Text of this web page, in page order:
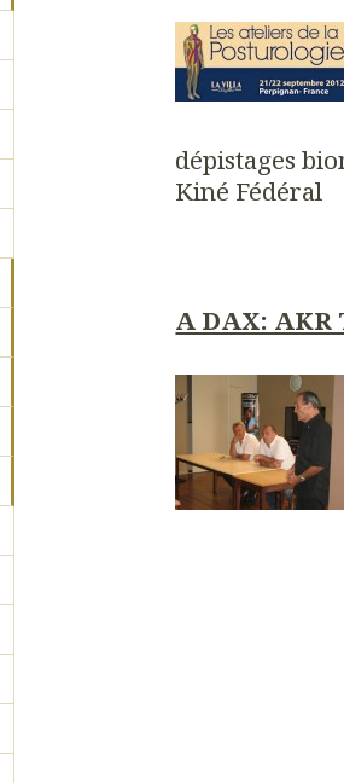
dépistages
Kiné Fédéral
A DAX: AKR